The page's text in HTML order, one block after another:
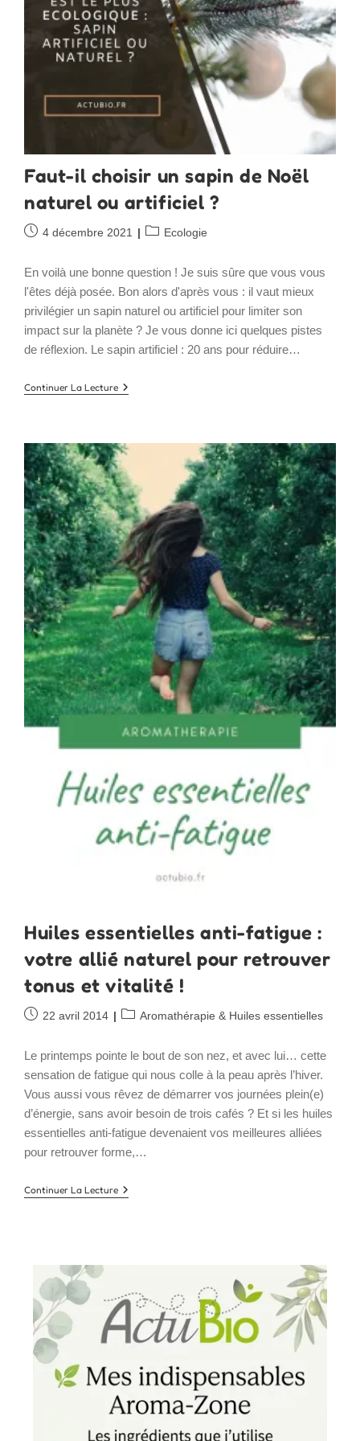
Faut-il choisir un sapin de Noël
naturel ou artificiel ?
Publication
4 décembre 2021
PostEcologie
En voilà une bonne question ! Je suis sûre que vous vous
l'êtes déjà posée. Bon alors d'après vous : il vaut mieux
privilégier un sapin naturel ou artificiel pour limiter son
impact sur la planète ? Je vous donne ici quelques pistes
de réflexion. Le sapin artificiel : 20 ans pour réduire…
Continuer La LectureFaut-
De
Noël
Naturel
Ou
Artificiel
?
Huiles essentielles anti-fatigue :
votre allié naturel pour retrouver
tonus et vitalité !
Publication
22 avril 2014
PostAromathérapie & Huiles essentielles
Le printemps pointe le bout de son nez, et avec lui… cette
sensation de fatigue qui nous colle à la peau après l’hiver.
Vous aussi vous rêvez de démarrer vos journées plein(e)
d’énergie, sans avoir besoin de trois cafés ? Et si les huiles
essentielles anti-fatigue devenaient vos meilleures alliées
pour retrouver forme,…
Continuer La LectureHuiles
Essentielles
Pour
Retrouver
Tonus
Et
Vitalité